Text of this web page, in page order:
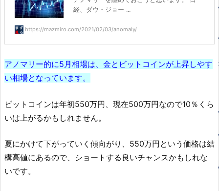
経、ダウ・ジョー ...
https://mazmiro.com/2021/02/03/anomaly/
アノマリー的に5月相場は、金とビットコインが上昇しやす
い相場となっています。
ビットコインは年初550万円、現在500万円なので10％くら
いは上がるかもしれません。
夏にかけて下がっていく傾向がり、550万円という価格は結
構高値にあるので、ショートする良いチャンスかもしれな
いです。